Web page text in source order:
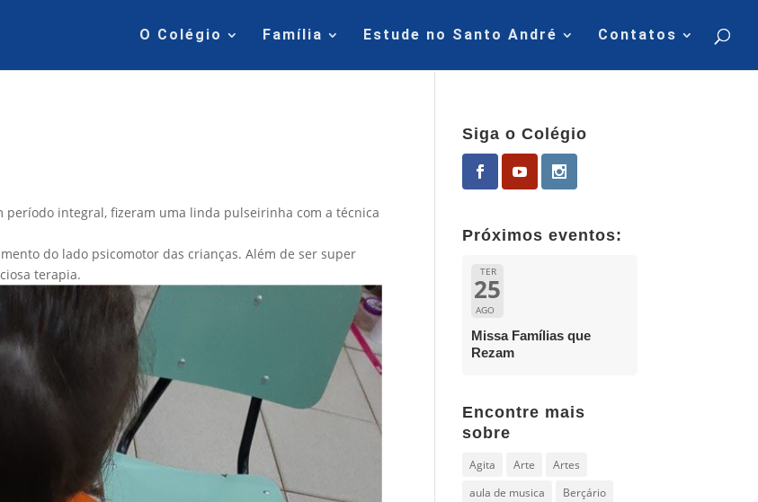
O Colégio Família Estude no Santo André Contatos
período integral, fizeram uma linda pulseirinha com a técnica
do lado psicomotor das crianças. Além de ser super
terapia.
Siga o Colégio
Próximos eventos:
TER
25
AGO
Missa Famílias que
Rezam
Encontre mais
sobre
Agita Arte
Artes
aula de musica
Berçário